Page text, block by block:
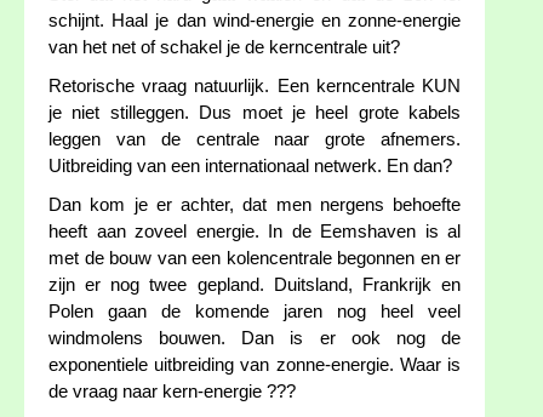
schijnt. Haal je dan wind-energie en zonne-energie
van het net of schakel je de kerncentrale uit?
Retorische vraag natuurlijk. Een kerncentrale KUN
je niet stilleggen. Dus moet je heel grote kabels
leggen van de centrale naar grote afnemers.
Uitbreiding van een internationaal netwerk. En dan?
Dan kom je er achter, dat men nergens behoefte
heeft aan zoveel energie. In de Eemshaven is al
met de bouw van een kolencentrale begonnen en er
zijn er nog twee gepland. Duitsland, Frankrijk en
Polen gaan de komende jaren nog heel veel
windmolens bouwen. Dan is er ook nog de
exponentiele uitbreiding van zonne-energie. Waar is
de vraag naar kern-energie ???